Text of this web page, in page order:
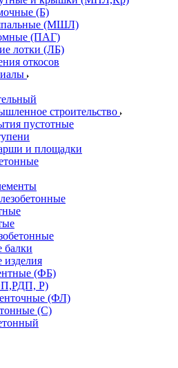
(Б)
(МШЛ)
(ПАГ)
лотки (ЛБ)
откосов
строительство
пустотные
и площадки
балки
(ФБ)
Р)
(ФЛ)
(С)